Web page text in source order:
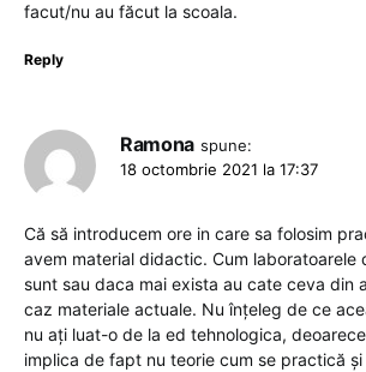
facut/nu au făcut la scoala.
Reply
Ramona spune:
18 octombrie 2021 la 17:37
Că să introducem ore in care sa folosim
avem material didactic. Cum laboratoarele
sunt sau daca mai exista au cate ceva din
caz materiale actuale. Nu înțeleg de ce
nu ați luat-o de la ed tehnologica,
implica de fapt nu teorie cum se practică